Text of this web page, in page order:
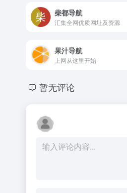
柴都导航
汇集全网优质网址及资源
果汁导航
上网从这里开始
暂无评论